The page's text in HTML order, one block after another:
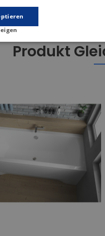
Produkt